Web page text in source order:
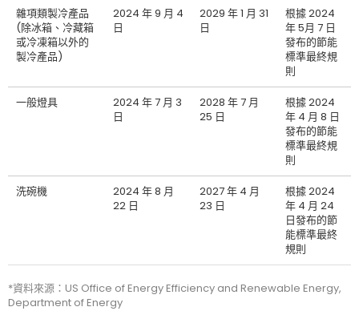
雜項類製冷產品
(除冰箱、冷藏箱
或冷凍箱以外的
製冷產品)
2024 年 9 月 4
日
2029 年 1 月 31
日
根據 2024
年 5月 7 日
發布的節能
標準最終規
則
一般燈具
2024 年 7 月 3
日
2028 年 7 月
25 日
根據 2024
年 4 月 8 日
發布的節能
標準最終規
則
洗碗機
2024 年 8 月
22 日
2027 年 4 月
23 日
根據 2024
年 4 月 24
日發布的節
能標準最終
規則
*資料來源：US Office of Energy Efficiency and Renewable Energy,
Department of Energy